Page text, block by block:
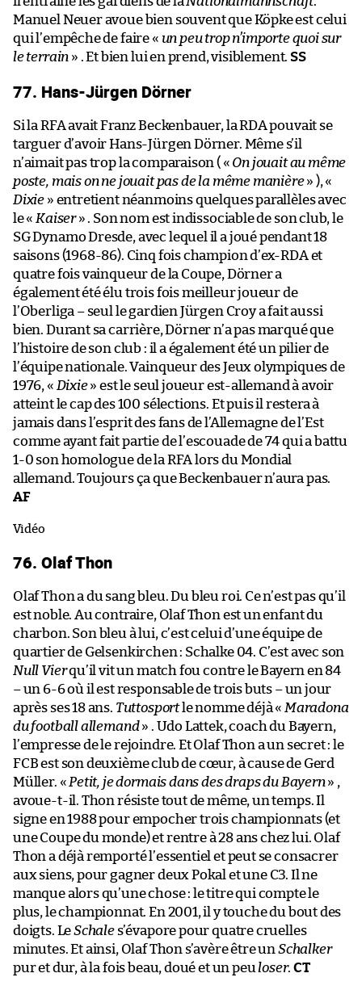
Manuel Neuer avoue bien souvent que Köpke est celui
qui l’empêche de faire « un peu trop n’importe quoi sur
le terrain » . Et bien lui en prend, visiblement. SS
77. Hans-Jürgen Dörner
Si la RFA avait Franz Beckenbauer, la RDA pouvait se
targuer d’avoir Hans-Jürgen Dörner. Même s’il
n’aimait pas trop la comparaison ( « On jouait au même
poste, mais on ne jouait pas de la même manière» ), «
Dixie » entretient néanmoins quelques parallèles avec
le « Kaiser» . Son nom est indissociable de son club, le
SG Dynamo Dresde, avec lequel il a joué pendant 18
saisons (1968-86). Cinq fois champion d’ex-RDA et
quatre fois vainqueur de la Coupe, Dörner a
également été élu trois fois meilleur joueur de
l’Oberliga – seul le gardien Jürgen Croy a fait aussi
bien. Durant sa carrière, Dörner n’a pas marqué que
l’histoire de son club : il a également été un pilier de
l’équipe nationale. Vainqueur des Jeux olympiques de
1976, « Dixie» est le seul joueur est-allemand à avoir
atteint le cap des 100 sélections. Et puis il restera à
jamais dans l’esprit des fans de l’Allemagne de l’Est
comme ayant fait partie de l’escouade de 74 qui a battu
1-0 son homologue de la RFA lors du Mondial
allemand. Toujours ça que Beckenbauer n’aura pas.
AF
Vidéo
76. Olaf Thon
Olaf Thon a du sang bleu. Du bleu roi. Ce n’est pas qu’il
est noble. Au contraire, Olaf Thon est un enfant du
charbon. Son bleu à lui, c’est celui d’une équipe de
quartier de Gelsenkirchen : Schalke 04. C’est avec son
Null Vierqu’il vit un match fou contre le Bayern en 84
– un 6-6 où il est responsable de trois buts – un jour
après ses 18 ans. Tuttosportle nomme déjà « Maradona
du football allemand» . Udo Lattek, coach du Bayern,
l’empresse de le rejoindre. Et Olaf Thon a un secret : le
FCB est son deuxième club de cœur, à cause de Gerd
Müller. « Petit, je dormais dans des draps du Bayern» ,
avoue-t-il. Thon résiste tout de même, un temps. Il
signe en 1988 pour empocher trois championnats (et
une Coupe du monde) et rentre à 28 ans chez lui. Olaf
Thon a déjà remporté l’essentiel et peut se consacrer
aux siens, pour gagner deux Pokal et une C3. Il ne
manque alors qu’une chose : le titre qui compte le
plus, le championnat. En 2001, il y touche du bout des
doigts. LeSchales’évapore pour quatre cruelles
minutes. Et ainsi, Olaf Thon s’avère être un Schalker
pur et dur, à la fois beau, doué et un peu loser.CT